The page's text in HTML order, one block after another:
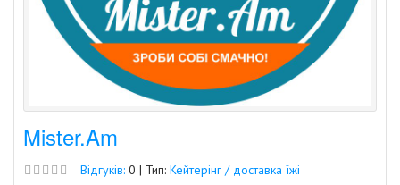
Mister.Am
Відгуків: 0 | Тип: Кейтерінг / доставка їжі